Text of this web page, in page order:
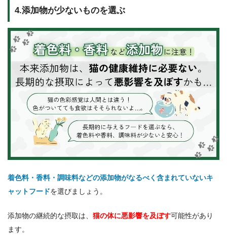
4.添加物が少ないものを選ぶ
着色料・香料・調味料などの添加物がなるべく含まれていないキ
ャットフードを選びましょう。
添加物の継続的な摂取は、 猫の体に悪影響を及ぼす可能性があり
ます。